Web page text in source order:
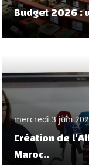
Budget 2026 :
mercredi 3 juin
Création de
Maroc..